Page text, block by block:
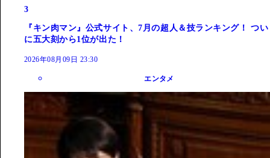
3
『キン肉マン』公式サイト、7月の超人＆技ランキング！ つい
に五大刻から1位が出た！
2026年08月09日 23:30
エンタメ